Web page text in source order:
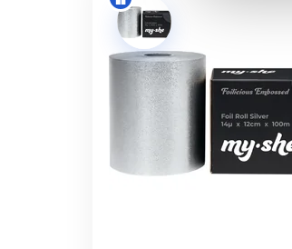
Miešací pomer: Pre Base
Developer)
Doba pôsobenia:10-30 min
Nanášajte na
jemne naemulgujte, potom